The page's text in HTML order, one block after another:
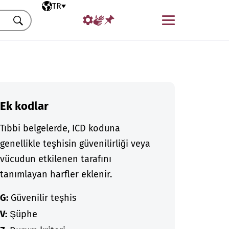
Seçili dil
TR
Menü
Ara
Ek kodlar
Tıbbi belgelerde, ICD koduna
genellikle teşhisin güvenilirliği veya
vücudun etkilenen tarafını
tanımlayan harfler eklenir.
G:Güvenilir teşhis
V:Şüphe